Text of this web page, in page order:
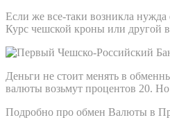
Если же все-таки возникла
Курс чешской кроны или другой
Деньги не стоит менять в
валюты возьмут процентов 20.
Подробно про обмен Валюты в